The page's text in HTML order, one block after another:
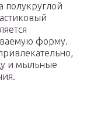
полукруглой
форму.
и мыльные